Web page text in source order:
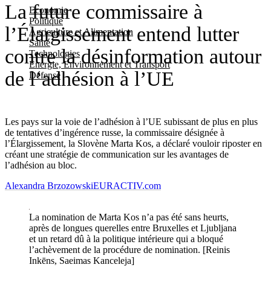
Economie
Politique
Agriculture et Alimentation
Santé
Technologies
Energie, Environnement et Transport
Défense
La future commissaire à
l’Élargissement entend lutter
contre la désinformation autour
de l’adhésion à l’UE
Les pays sur la voie de l’adhésion à l’UE subissant de plus en plus
de tentatives d’ingérence russe, la commissaire désignée à
l’Élargissement, la Slovène Marta Kos, a déclaré vouloir riposter en
créant une stratégie de communication sur les avantages de
l’adhésion au bloc.
Alexandra BrzozowskiEURACTIV.com
La nomination de Marta Kos n’a pas été sans heurts,
après de longues querelles entre Bruxelles et Ljubljana
et un retard dû à la politique intérieure qui a bloqué
l’achèvement de la procédure de nomination. [Reinis
Inkēns, Saeimas Kanceleja]